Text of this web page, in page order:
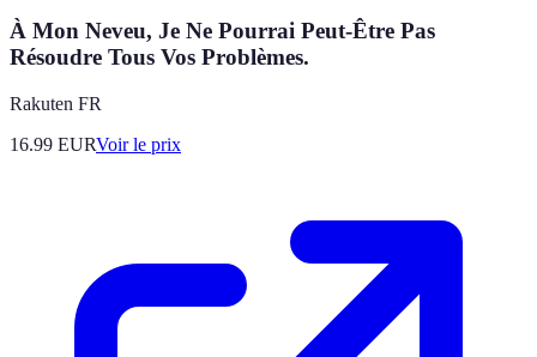
À Mon Neveu, Je Ne Pourrai Peut-Être Pas
Résoudre Tous Vos Problèmes.
Rakuten FR
16.99 EURVoir le prix